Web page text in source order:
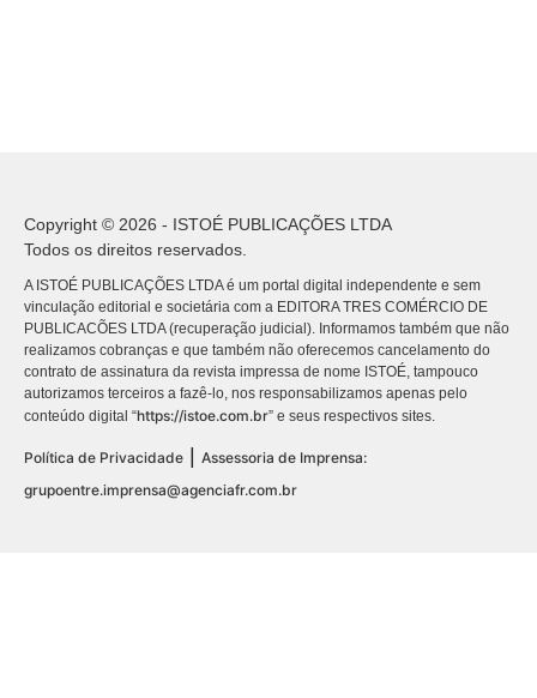
Copyright © 2026 - ISTOÉ PUBLICAÇÕES LTDA
Todos os direitos reservados.
A ISTOÉ PUBLICAÇÕES LTDA é um portal digital independente e sem
vinculação editorial e societária com a EDITORA TRES COMÉRCIO DE
PUBLICACÕES LTDA (recuperação judicial). Informamos também que não
realizamos cobranças e que também não oferecemos cancelamento do
contrato de assinatura da revista impressa de nome ISTOÉ, tampouco
autorizamos terceiros a fazê-lo, nos responsabilizamos apenas pelo
conteúdo digital “https://istoe.com.br” e seus respectivos sites.
Política de Privacidade
Assessoria de Imprensa:
grupoentre.imprensa@agenciafr.com.br